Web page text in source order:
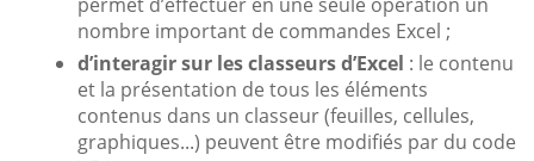
nombre important de commandes Excel ;
d’interagir sur les classeurs d’Excel : le contenu
et la présentation de tous les éléments
contenus dans un classeur (feuilles, cellules,
graphiques...) peuvent être modifiés par du code